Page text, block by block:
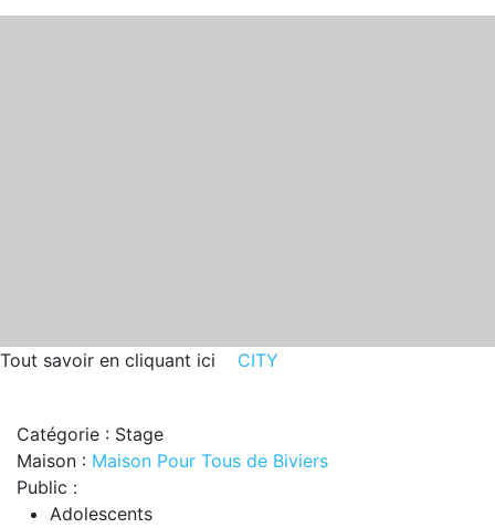
Tout savoir en cliquant ici CITY
Catégorie : Stage
Maison : Maison Pour Tous de Biviers
Public :
Adolescents